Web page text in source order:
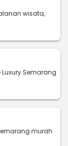
wisata,
Semarang
murah